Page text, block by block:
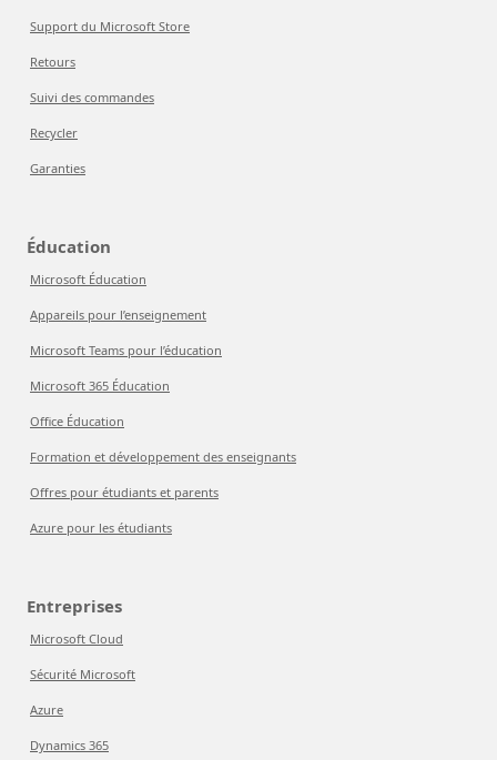
Support du Microsoft Store
Retours
Suivi des commandes
Recycler
Garanties
Éducation
Microsoft Éducation
Appareils pour l’enseignement
Microsoft Teams pour l’éducation
Microsoft 365 Éducation
Office Éducation
Formation et développement des enseignants
Offres pour étudiants et parents
Azure pour les étudiants
Entreprises
Microsoft Cloud
Sécurité Microsoft
Azure
Dynamics 365